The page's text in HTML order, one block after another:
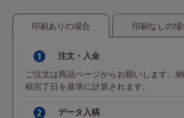
リップやハンドクリーム、ミストボトルな
に、ぴったりフィット。
印刷ありの場合 印刷なしの場
注文・入金
ご注文は商品ページからお願いします。
稿完了日を基準に計算されます。
データ入稿